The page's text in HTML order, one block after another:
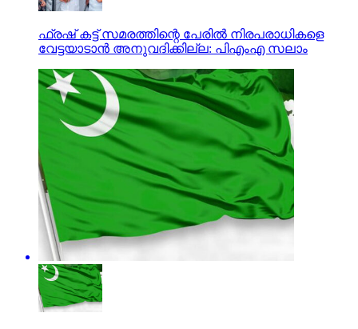
ഫ്രഷ് കട്ട് സമരത്തിന്റെ പേരില്‍ നിരപരാധികളെ
വേട്ടയാടാന്‍ അനുവദിക്കില്ല: പിഎംഎ സലാം